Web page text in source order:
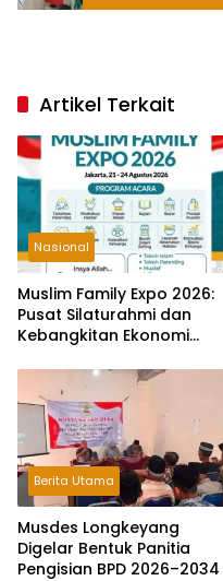
Artikel Terkait
Nasional
Muslim Family Expo 2026:
Pusat Silaturahmi dan
Kebangkitan Ekonomi
Berita Utama
Musdes Longkeyang
Digelar Bentuk Panitia
Pengisian BPD 2026–2034